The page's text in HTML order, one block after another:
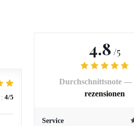
: 4/5
4.8 /5
Durchschnittsnote —
rezensionen
Service